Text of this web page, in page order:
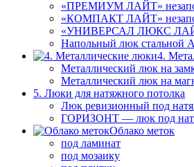
«ПРЕМИУМ ЛАЙТ»
«КОМПАКТ ЛАЙТ»
«УНИВЕРСАЛ ЛЮКС ЛАЙТ»
Напольный люк стальной
4.
Металлический люк на
Металлический люк на
5. Люки для натяжного потолка
Люк ревизионный под
ГОРИЗОНТ — люк под
Облако меток
под ламинат
под мозаику